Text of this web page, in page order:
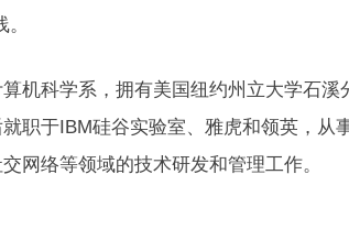
机科学系，拥有美国纽约州立大学石溪
职于IBM硅谷实验室、雅虎和领英，从
网络等领域的技术研发和管理工作。